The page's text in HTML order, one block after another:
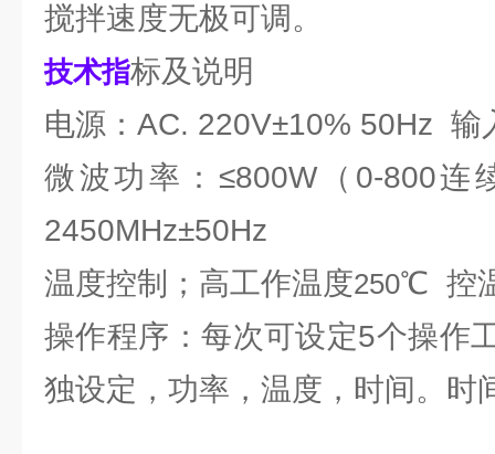
搅拌速度无极可调。
技术指标及说明
电源：AC. 220V±10% 50Hz 输
微波功率：≤800W（0-800连
2450MHz±50Hz
温度控制；高工作温度250℃ 控
操作程序：每次可设定5个操作
独设定，功率，温度，时间。时